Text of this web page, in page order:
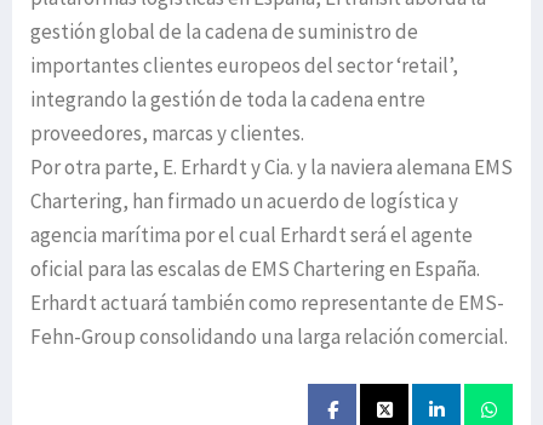
gestión global de la cadena de suministro de
importantes clientes europeos del sector ‘retail’,
integrando la gestión de toda la cadena entre
proveedores, marcas y clientes.
Por otra parte, E. Erhardt y Cia. y la naviera alemana EMS
Chartering, han firmado un acuerdo de logística y
agencia marítima por el cual Erhardt será el agente
oficial para las escalas de EMS Chartering en España.
Erhardt actuará también como representante de EMS-
Fehn-Group consolidando una larga relación comercial.